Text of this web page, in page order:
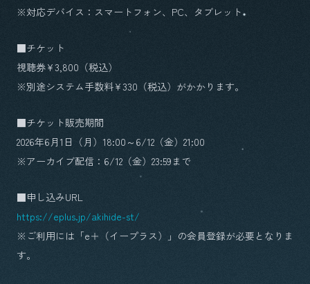
※対応デバイス：スマートフォン、PC、タブレット
■チケット
視聴券¥3,800（税込）
※別途システム手数料¥330（税込）がかかります。
■チケット販売期間
2026年6月1日（月）18:00～6/12（金）21:00
※アーカイブ配信：6/12（金）23:59まで
■申し込みURL
https://eplus.jp/akihide-st/
※ご利用には「e＋（イープラス）」の会員登録が必要となりま
す。